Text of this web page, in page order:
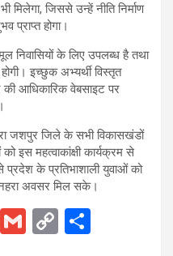
मिलेगा, जिससे उन्हें नीति निर्माण
प्राप्त होगा।
निवासियों के लिए उपलब्ध है तथा
इच्छुक अभ्यर्थी विस्तृत
आधिकारिक वेबसाइट पर
जशपुर जिले के सभी विकासखंडों
को इस महत्वाकांक्षी कार्यक्रम से
प्रदेश के प्रतिभाशाली युवाओं को
अवसर मिल सके।
T
G
C